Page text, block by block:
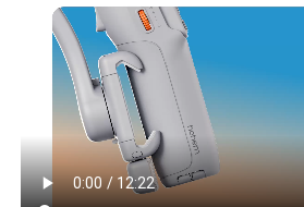
iSteady V3